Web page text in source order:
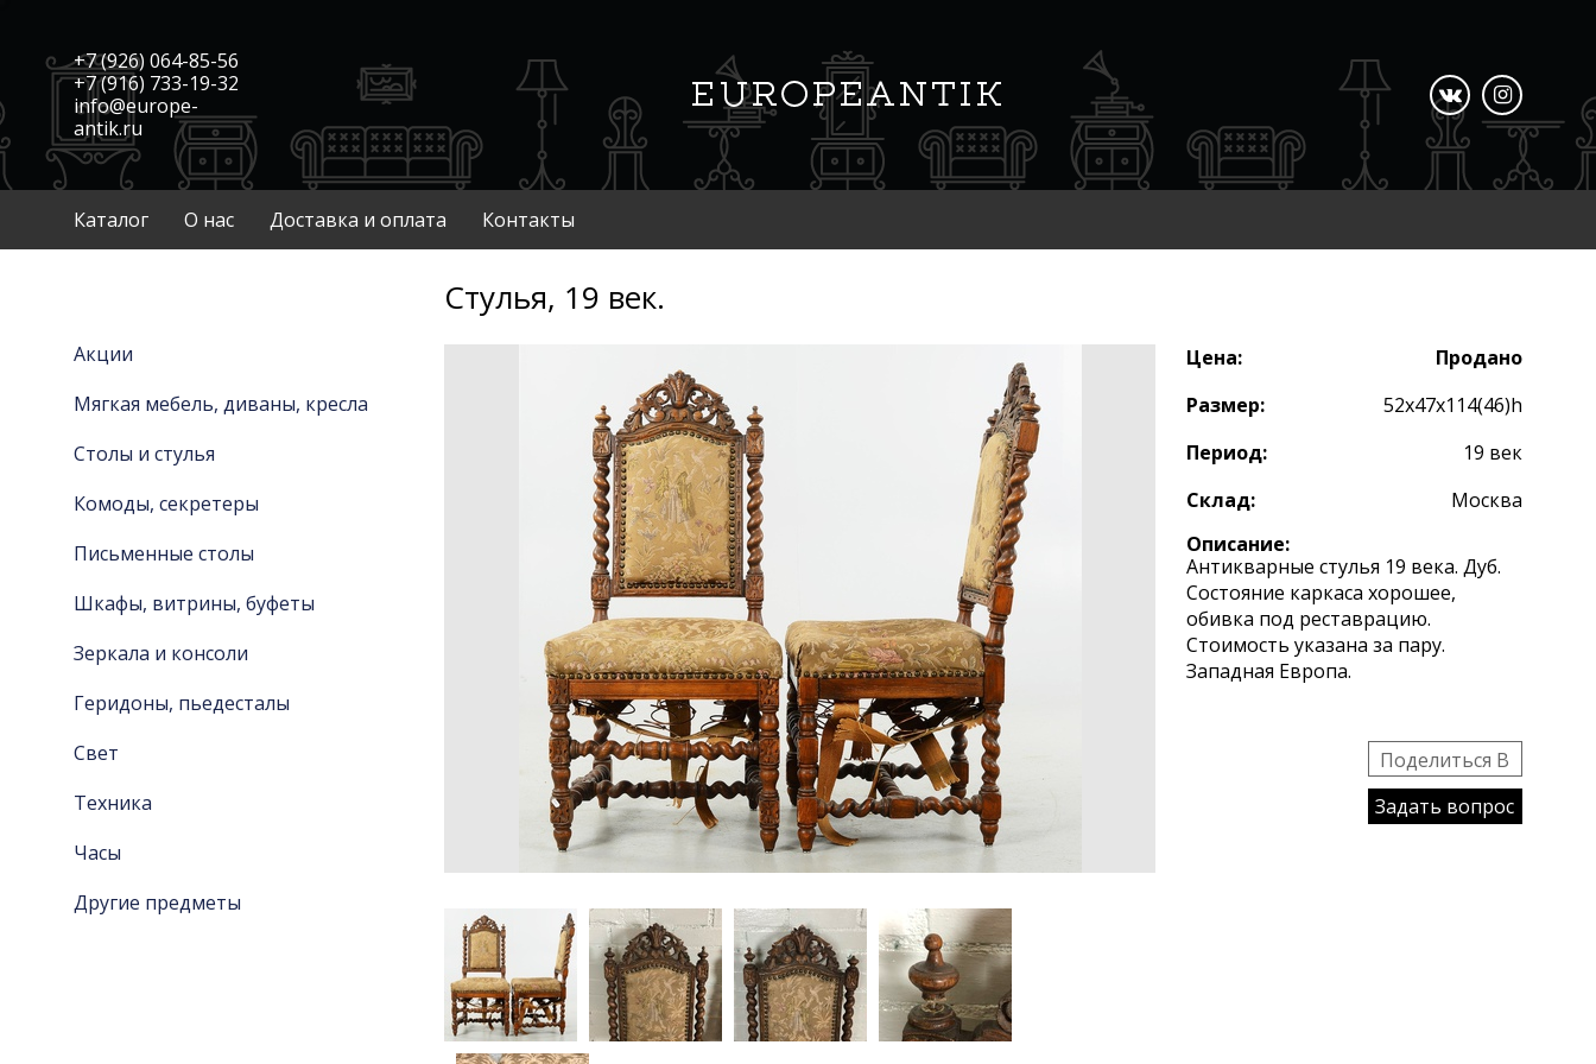
+7 (926) 064-85-56
+7 (916) 733-19-32
info@europe-
antik.ru
Каталог О нас Доставка и оплата Контакты
Акции
Мягкая мебель, диваны, кресла
Столы и стулья
Комоды, секретеры
Письменные столы
Шкафы, витрины, буфеты
Зеркала и консоли
Геридоны, пьедесталы
Свет
Техника
Часы
Другие предметы
Стулья, 19 век.
Цена:
Продано
Размер:
52х47х114(46)h
Период:
19 век
Склад:
Москва
Описание:
Антикварные стулья 19 века. Дуб.
Состояние каркаса хорошее,
обивка под реставрацию.
Стоимость указана за пару.
Западная Европа.
Поделиться B
Задать вопрос